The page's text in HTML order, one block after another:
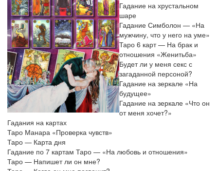
Гадание на хрустальном
шаре
Гадание Симболон — «На
мужчину, что у него на уме»
Таро 6 карт — На брак и
отношения «Женитьба»
Будет ли у меня секс с
загаданной персоной?
Гадание на зеркале «На
будущее»
Гадание на зеркале «Что он
от меня хочет?»
Гадания на картах
Таро Манара «Проверка чувств»
Таро — Карта дня
Гадание по 7 картам Таро — «На любовь и отношения»
Таро — Напишет ли он мне?